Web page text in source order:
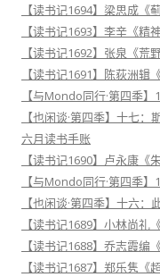
【读书记1694】梁思成《
【读书记1693】李辛《精
【读书记1692】张泉《荒
【读书记1691】陈荻洲辑
【与Mondo同行·第四季
【也闲谈·第四季】十七：
六月读书手账
【读书记1690】卢永康《
【与Mondo同行·第四季
【也闲谈·第四季】十六
【读书记1689】小林尚礼
【读书记1688】乔志霞编
【读书记1687】郑乐隽《